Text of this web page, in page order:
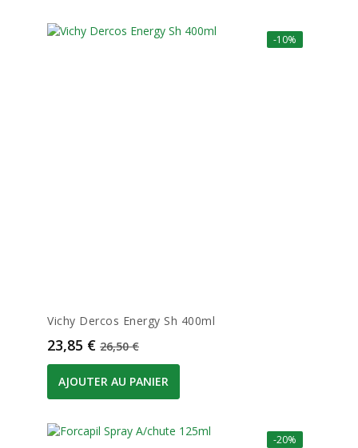
-10%
Vichy Dercos Energy Sh 400ml
Prix
23,85 € Prix de base
26,50 €
AJOUTER AU PANIER
-20%